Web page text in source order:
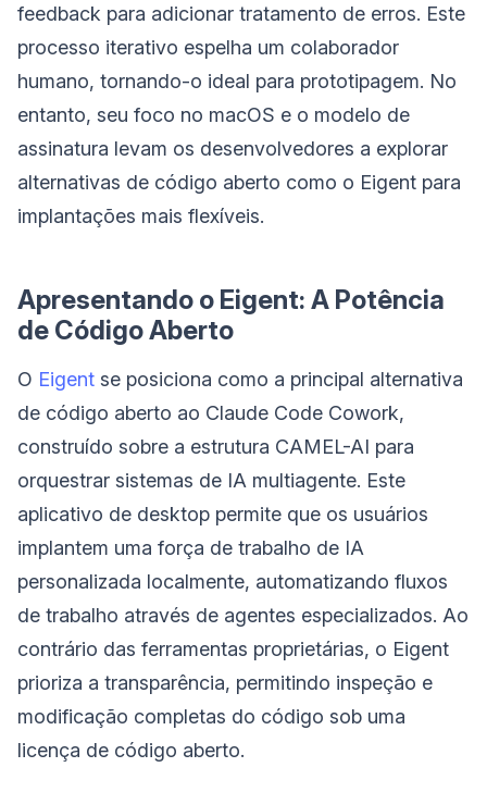
feedback para adicionar tratamento de erros. Este
processo iterativo espelha um colaborador
humano, tornando-o ideal para prototipagem. No
entanto, seu foco no macOS e o modelo de
assinatura levam os desenvolvedores a explorar
alternativas de código aberto como o Eigent para
implantações mais flexíveis.
Apresentando o Eigent: A Potência
de Código Aberto
O Eigent se posiciona como a principal alternativa
de código aberto ao Claude Code Cowork,
construído sobre a estrutura CAMEL-AI para
orquestrar sistemas de IA multiagente. Este
aplicativo de desktop permite que os usuários
implantem uma força de trabalho de IA
personalizada localmente, automatizando fluxos
de trabalho através de agentes especializados. Ao
contrário das ferramentas proprietárias, o Eigent
prioriza a transparência, permitindo inspeção e
modificação completas do código sob uma
licença de código aberto.